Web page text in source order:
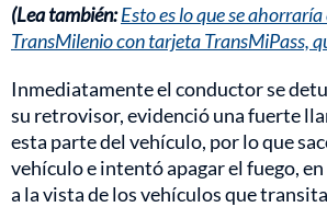
(Lea también:Esto es lo que se ahorraría
TransMilenio con tarjeta TransMiPass,
Inmediatamente el conductor se
su retrovisor, evidenció una fuerte
esta parte del vehículo, por lo que
vehículo e intentó apagar el fuego,
a la vista de los vehículos que